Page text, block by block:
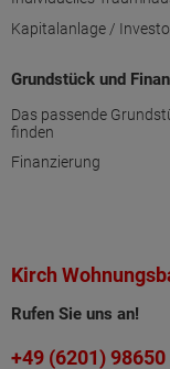
Kapitalanlage /
Grundstück und
Das passende
finden
Finanzierung
Kirch
Rufen Sie uns an!
+49 (6201) 98650